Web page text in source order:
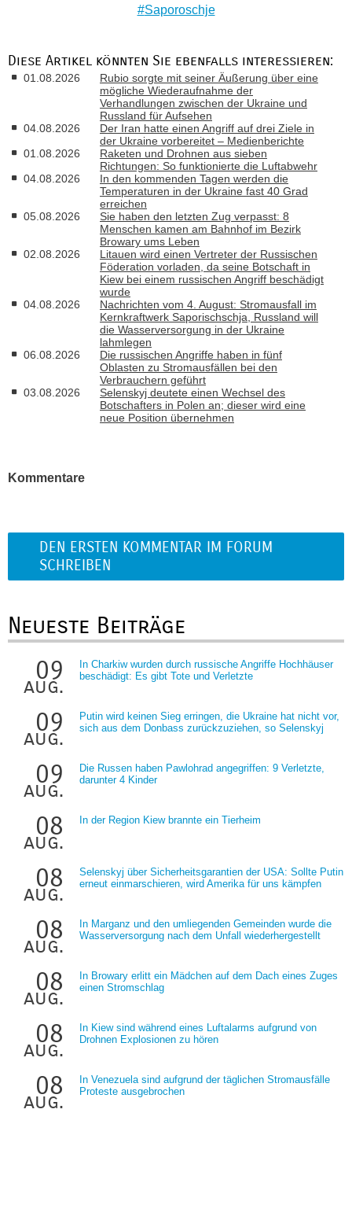
Saporoschje
Diese Artikel könnten Sie ebenfalls interessieren:
01.08.2026
Rubio sorgte mit seiner Äußerung über eine
mögliche Wiederaufnahme der
Verhandlungen zwischen der Ukraine und
Russland für Aufsehen
04.08.2026
Der Iran hatte einen Angriff auf drei Ziele in
der Ukraine vorbereitet – Medienberichte
01.08.2026
Raketen und Drohnen aus sieben
Richtungen: So funktionierte die Luftabwehr
04.08.2026
In den kommenden Tagen werden die
Temperaturen in der Ukraine fast 40 Grad
erreichen
05.08.2026
Sie haben den letzten Zug verpasst: 8
Menschen kamen am Bahnhof im Bezirk
Browary ums Leben
02.08.2026
Litauen wird einen Vertreter der Russischen
Föderation vorladen, da seine Botschaft in
Kiew bei einem russischen Angriff beschädigt
wurde
04.08.2026
Nachrichten vom 4. August: Stromausfall im
Kernkraftwerk Saporischschja, Russland will
die Wasserversorgung in der Ukraine
lahmlegen
06.08.2026
Die russischen Angriffe haben in fünf
Oblasten zu Stromausfällen bei den
Verbrauchern geführt
03.08.2026
Selenskyj deutete einen Wechsel des
Botschafters in Polen an; dieser wird eine
neue Position übernehmen
Kommentare
DEN ERSTEN KOMMENTAR IM FORUM
SCHREIBEN
Neueste Beiträge
09
aug.
In Charkiw wurden durch russische Angriffe Hochhäuser
beschädigt: Es gibt Tote und Verletzte
09
aug.
Putin wird keinen Sieg erringen, die Ukraine hat nicht vor,
sich aus dem Donbass zurückzuziehen, so Selenskyj
09
aug.
Die Russen haben Pawlohrad angegriffen: 9 Verletzte,
darunter 4 Kinder
08
aug.
In der Region Kiew brannte ein Tierheim
08
aug.
Selenskyj über Sicherheitsgarantien der USA: Sollte Putin
erneut einmarschieren, wird Amerika für uns kämpfen
08
aug.
In Marganz und den umliegenden Gemeinden wurde die
Wasserversorgung nach dem Unfall wiederhergestellt
08
aug.
In Browary erlitt ein Mädchen auf dem Dach eines Zuges
einen Stromschlag
08
aug.
In Kiew sind während eines Luftalarms aufgrund von
Drohnen Explosionen zu hören
08
aug.
In Venezuela sind aufgrund der täglichen Stromausfälle
Proteste ausgebrochen